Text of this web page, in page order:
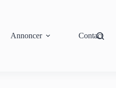
Annoncer Contact